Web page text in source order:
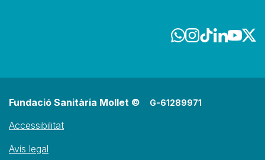
Fundació Sanitària Mollet © G-61289971
Accessibilitat
Avís legal